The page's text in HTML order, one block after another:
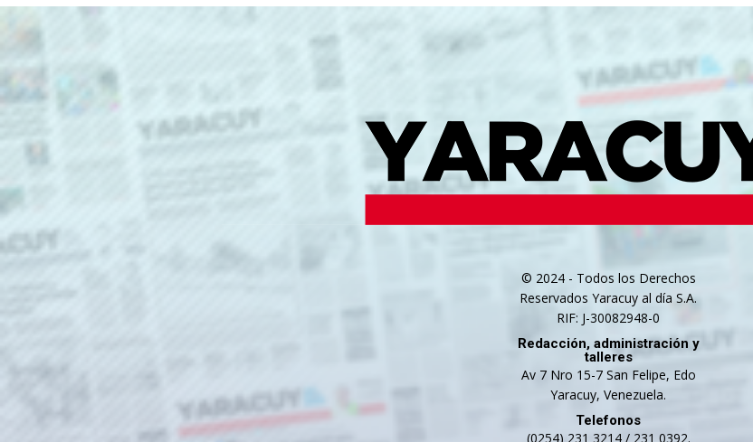
© 2024 - Todos los Derechos
Reservados Yaracuy al día S.A.
RIF: J-30082948-0
Redacción, administración y
talleres
Av 7 Nro 15-7 San Felipe, Edo
Yaracuy, Venezuela.
Telefonos
(0254) 231 3214 / 231 0392.